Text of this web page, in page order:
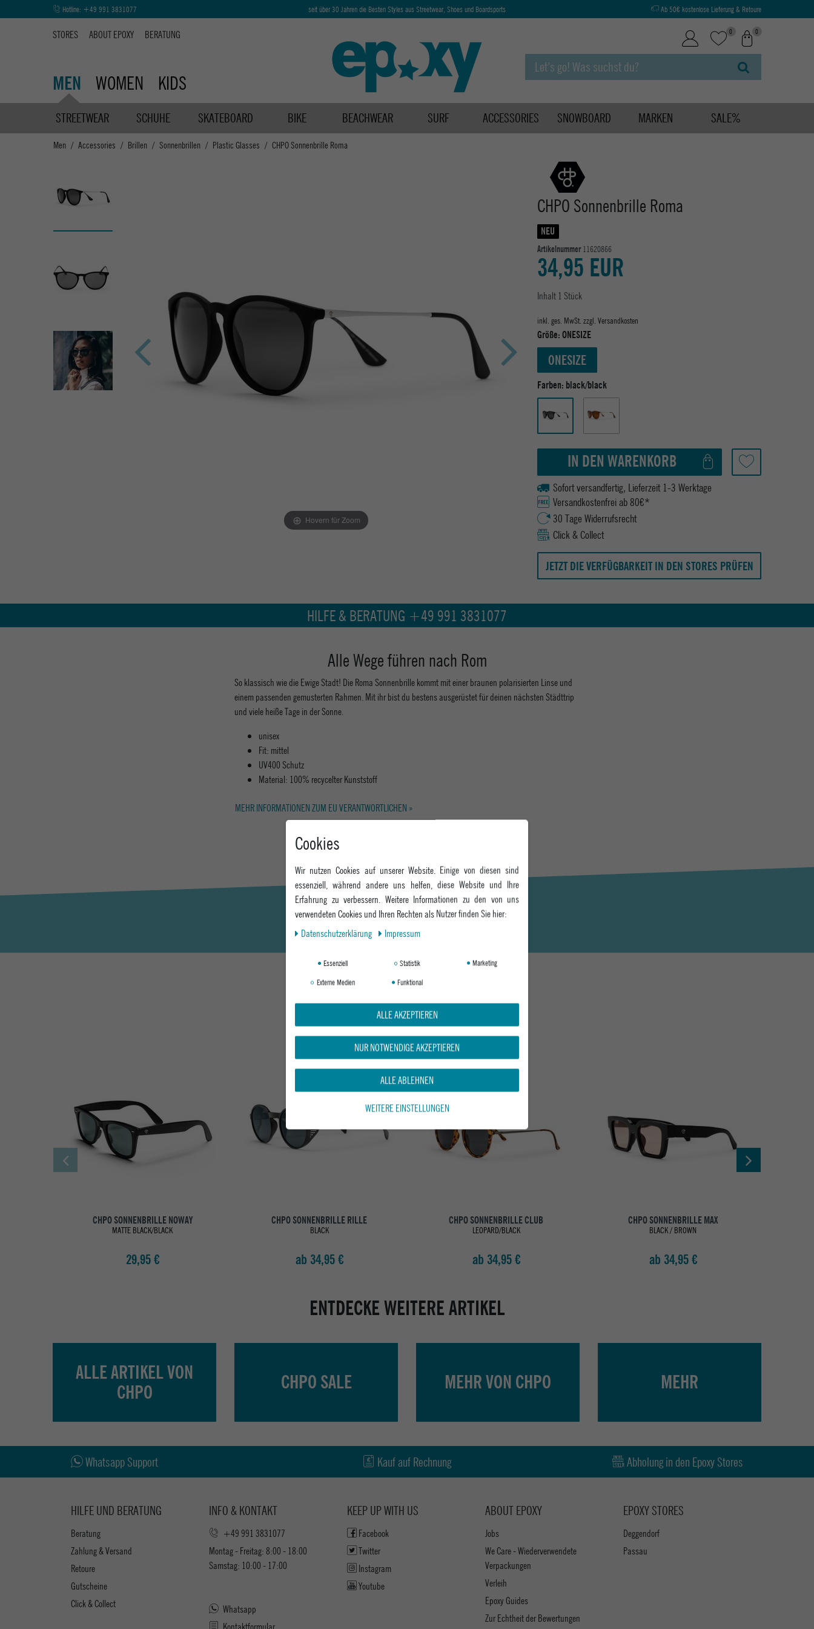
Hotline: +49 991 3831077 seit über 30 Jahren die Besten Styles aus Streetwear, Shoes und Boardsports Ab 50€ kostenlose Lieferung & Retoure
STORES ABOUT EPOXY BERATUNG
MEN WOMEN KIDS
0 0
STREETWEAR SCHUHE SKATEBOARD BIKE BEACHWEAR SURF ACCESSORIES SNOWBOARD MARKEN SALE%
Men Accessories Brillen Sonnenbrillen Plastic Glasses CHPO Sonnenbrille Roma
Hovern für Zoom
CHPO Sonnenbrille Roma
NEU
Artikelnummer11620866
34,95 EUR
Inhalt 1 Stück
inkl. ges. MwSt. zzgl. Versandkosten
Größe:ONESIZE
ONESIZE
Farben: black/black
IN DEN WARENKORB
Sofort versandfertig, Lieferzeit 1-3 Werktage
Versandkostenfrei ab 80€*
30 Tage Widerrufsrecht
Click & Collect
JETZT DIE VERFÜGBARKEIT IN DEN STORES PRÜFEN
HILFE & BERATUNG +49 991 3831077
Alle Wege führen nach Rom
So klassisch wie die Ewige Stadt! Die Roma Sonnenbrille kommt mit einer braunen polarisierten Linse und
einem passenden gemusterten Rahmen. Mit ihr bist du bestens ausgerüstet für deinen nächsten Städttrip
und viele heiße Tage in der Sonne.
unisex
Fit: mittel
UV400 Schutz
Material: 100% recycelter Kunststoff
MEHR INFORMATIONEN ZUM EU VERANTWORTLICHEN »
DAS KÖNNTE DIR AUCH GEFALLEN
CHPO SONNENBRILLE NOWAY
MATTE BLACK/BLACK
29,95 €
CHPO SONNENBRILLE RILLE
BLACK
ab 34,95 €
CHPO SONNENBRILLE CLUB
LEOPARD/BLACK
ab 34,95 €
CHPO SONNENBRILLE MAX
BLACK / BROWN
ab 34,95 €
ENTDECKE WEITERE ARTIKEL
ALLE ARTIKEL VON
CHPO
CHPO SALE MEHR VON CHPO MEHR
Whatsapp Support Kauf auf Rechnung Abholung in den Epoxy Stores
HILFE UND BERATUNG
Beratung
Zahlung & Versand
Retoure
Gutscheine
Click & Collect
INFO & KONTAKT
+49 991 3831077
Montag - Freitag: 8:00 - 18:00
Samstag: 10:00 - 17:00
Whatsapp
Kontaktformular
ABOUT EPOXY
Jobs
We Care - Wiederverwendete
Verpackungen
Verleih
Epoxy Guides
Zur Echtheit der Bewertungen
EPOXY STORES
Deggendorf
Passau
KEEP UP WITH US
Facebook
Twitter
Instagram
Youtube
Cookies
Wir nutzen Cookies auf unserer Website. Einige von diesen sind
essenziell, während andere uns helfen, diese Website und Ihre
Erfahrung zu verbessern. Weitere Informationen zu den von uns
verwendeten Cookies und Ihren Rechten als Nutzer finden Sie hier:
Daten­schutz­erklärung
Impressum
Essenziell Statistik
Marketing
Externe Medien
Funktional
ALLE AKZEPTIEREN
NUR NOTWENDIGE AKZEPTIEREN
ALLE ABLEHNEN
WEITERE EINSTELLUNGEN